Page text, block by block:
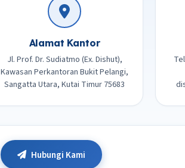
Alamat Kantor
Jl. Prof. Dr. Sudiatmo (Ex. Dishut),
Kawasan Perkantoran Bukit Pelangi,
Sangatta Utara, Kutai Timur 75683
Hubungi Kami